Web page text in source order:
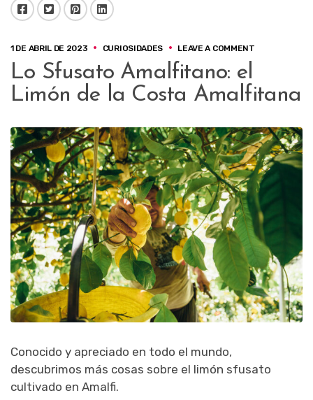
Facebook Twitter Pinterest LinkedIn
1 DE ABRIL DE 2023 CURIOSIDADES LEAVE A COMMENT
Lo Sfusato Amalfitano: el
Limón de la Costa Amalfitana
Conocido y apreciado en todo el mundo,
descubrimos más cosas sobre el limón sfusato
cultivado en Amalfi.